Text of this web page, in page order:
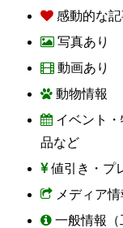
感動的な記
写真あり
動画あり
動物情報
イベント・
品など
値引き・プ
メディア情
一般情報（